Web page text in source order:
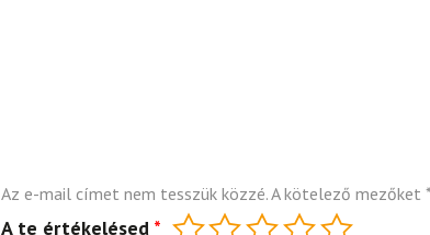
Az e-mail címet nem tesszük közzé.A kötelező mezőket *
A te értékelésed *